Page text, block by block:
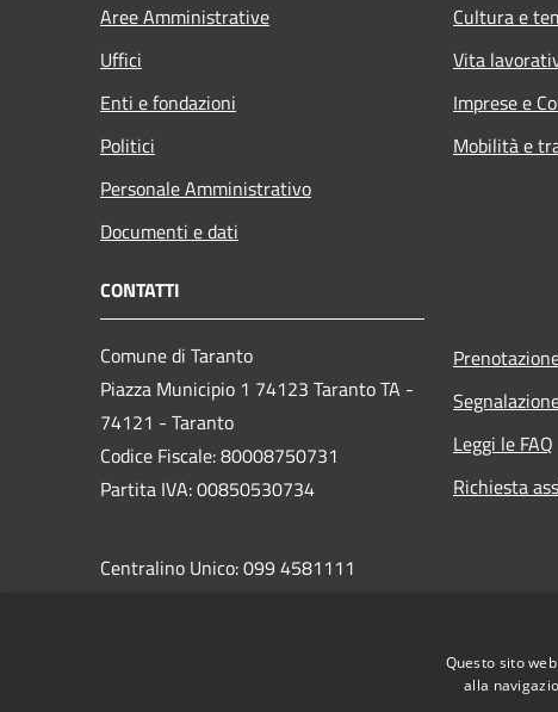
Aree Amministrative
Uffici
Enti e fondazioni
Politici
Personale Amministrativo
Documenti e dati
Cultura e
Vita
Imprese e
Mobilità e
CONTATTI
Comune di Taranto
Piazza Municipio 1 74123 Taranto TA -
74121 - Taranto
Codice Fiscale: 80008750731
Partita IVA: 00850530734
Centralino Unico: 099 4581111
protocollo.comunetaranto@pec.rupar.puglia.it
Leggi le FAQ
Richiesta
Questo sito
alla